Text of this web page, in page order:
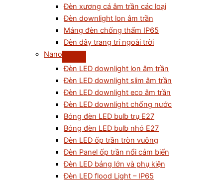
Đèn xương cá âm trần các loại
Đèn downlight lon âm trần
Máng đèn chống thấm IP65
Đèn dây trang trí ngoài trời
Nano
Đèn LED downlight lon âm trần
Đèn LED downlight slim âm trần
Đèn LED downlight eco âm trần
Đèn LED downlight chống nước
Bóng đèn LED bulb trụ E27
Bóng đèn LED bulb nhỏ E27
Đèn LED ốp trần tròn vuông
Đèn Panel ốp trần nổi cảm biến
Đèn LED bảng lớn và phụ kiện
Đèn LED flood Light – IP65